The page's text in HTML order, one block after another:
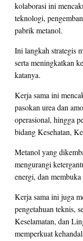
kolaborasi ini
teknologi,
pabrik metanol.
Ini langkah strategis
serta meningkatkan
katanya.
Kerja sama ini
pasokan urea dan
operasional, hingga
bidang Kesehatan,
Metanol yang
mengurangi
energi, dan
Kerja sama ini juga
pengetahuan teknis,
Keselamatan, dan
memperkuat